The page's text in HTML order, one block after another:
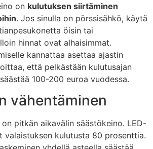
on kulutuksen siirtäminen
. Jos sinulla on pörssisähkö, käytä
öisin tai
hinnat ovat alhaisimmat.
kannattaa asettaa ajastin
että pelkästään kulutusajan
100-200 euroa vuodessa.
vähentäminen
pitkän aikavälin säästökeino. LED-
valaistuksen kulutusta 80 prosenttia.